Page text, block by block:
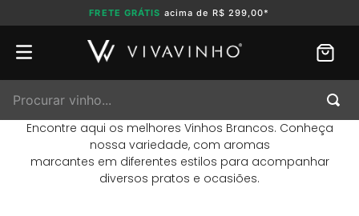
FRETE GRÁTIS acima de R$ 299,00*
Encontre aqui os melhores Vinhos Brancos. Conheça
nossa variedade, com aromas
marcantes em diferentes estilos para acompanhar
diversos pratos e ocasiões.